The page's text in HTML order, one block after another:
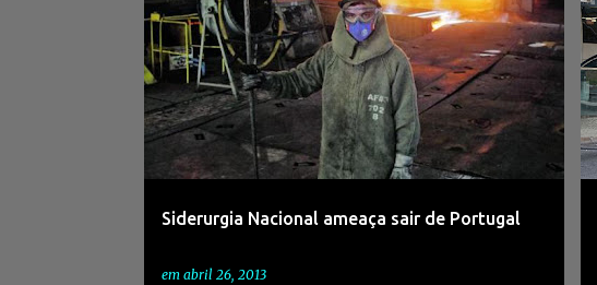
Siderurgia Nacional ameaça sair de Portugal
em abril 26, 2013